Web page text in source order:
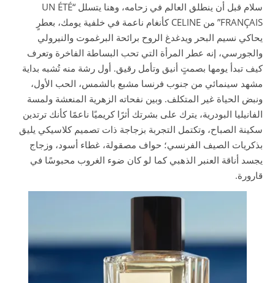
سلام قبل أن ينطلق العالم في زحامه، وهنا يتسلل “UN ÉTÉ
FRANÇAIS” من CELINE كأنغام ناعمة في خلفية يومك، بعطرٍ
يحاكي نسيم البحر ويدغدغ الروح برائحة البرغموت والنيرولي
والجورسي، إنه عطر المرأة التي تحب البساطة الفاخرة وتعرف
كيف تبدأ يومها بصمتٍ أنيق وتأمل رقيق. أول رشة منه تُشبه بداية
مشهد سينمائي من جنوب فرنسا مشبع بالشمس، الحب الأول،
ونبض الحياة غير المتكلف. وبين نفحاته الزهرية المنعشة ولمسة
الفانيليا البودرية، يترك على بشرتك أثرًا كريميًا ناعمًا كأنك ترتدين
سكينة الصباح، وتكتمل التجربة بزجاجة ذات تصميم كلاسيكي يليق
بذكريات الصيف الفرنسي؛ حواف مصقولة، غطاء أسود، وزجاج
يجسد أناقة العنبر الذهبي كما لو كان ضوء الغروب محبوسًا في
قارورة.